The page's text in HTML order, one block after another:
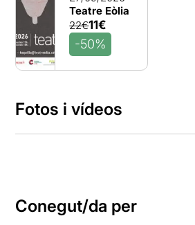
Teatre Eòlia
22€11€
-50%
Fotos i vídeos
Conegut/da per